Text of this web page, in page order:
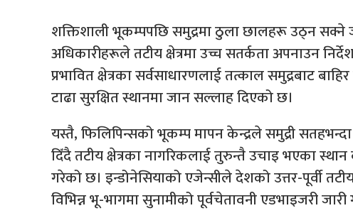
शक्तिशाली भूकम्पपछि समुद्रमा ठुला छालहरू उठ्न सक्ने
अधिकारीहरूले तटीय क्षेत्रमा उच्च सतर्कता अपनाउन
प्रभावित क्षेत्रका सर्वसाधारणलाई तत्काल समुद्रबाट
टाढा सुरक्षित स्थानमा जान सल्लाह दिएको छ।
यस्तै, फिलिपिन्सको भूकम्प मापन केन्द्रले समुद्री
दिँदै तटीय क्षेत्रका नागरिकलाई तुरुन्तै उचाइ भएका स्थान
गरेको छ। इन्डोनेसियाको एजेन्सीले देशको उत्तर-पूर्वी
विभिन्न भू-भागमा सुनामीको पूर्वचेतावनी एडभाइजरी